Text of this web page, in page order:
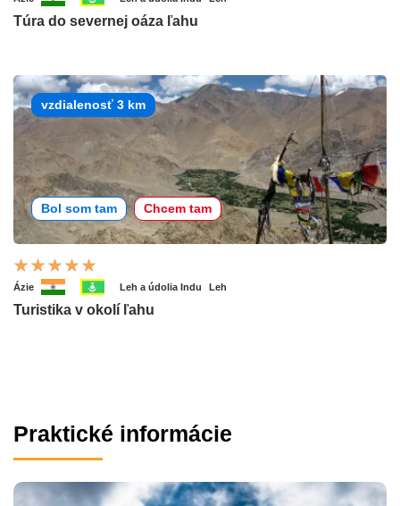
Túra do severnej oáza ľahu
vzdialenosť 3 km
Bol som tam Chcem tam
Ázie Leh a údolia Indu Leh
Turistika v okolí ľahu
Praktické informácie